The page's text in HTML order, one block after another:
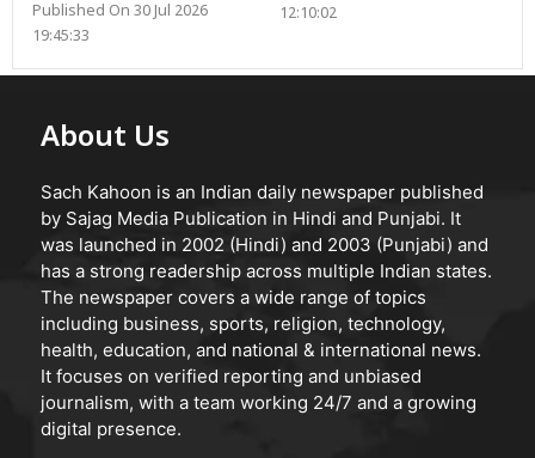
Published On 30 Jul 2026
19:45:33
12:10:02
About Us
Sach Kahoon is an Indian daily newspaper published
by Sajag Media Publication in Hindi and Punjabi. It
was launched in 2002 (Hindi) and 2003 (Punjabi) and
has a strong readership across multiple Indian states.
The newspaper covers a wide range of topics
including business, sports, religion, technology,
health, education, and national & international news.
It focuses on verified reporting and unbiased
journalism, with a team working 24/7 and a growing
digital presence.